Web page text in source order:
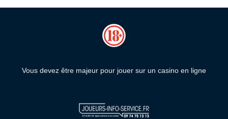
Vous devez être majeur pour jouer sur un casino en ligne